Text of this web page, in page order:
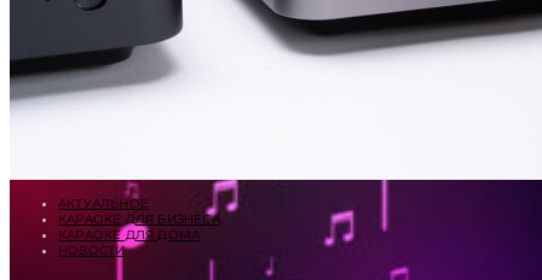
АКТУАЛЬНОЕ
КАРАОКЕ ДЛЯ БИЗНЕСА
КАРАОКЕ ДЛЯ ДОМА
НОВОСТИ